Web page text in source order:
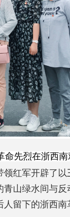
命先烈在浙西
领红军开辟了以
山绿水间与反
留下的浙西